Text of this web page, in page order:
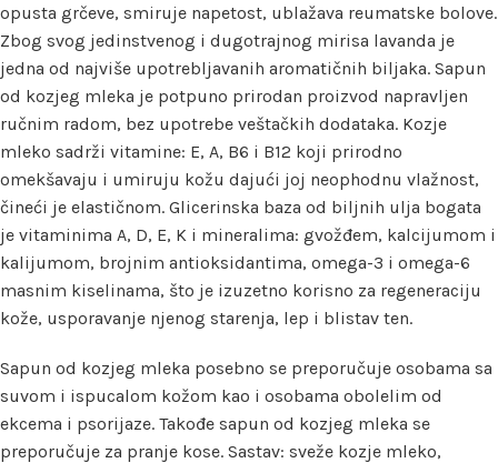
opusta grčeve, smiruje napetost, ublažava reumatske bolove.
Zbog svog jedinstvenog i dugotrajnog mirisa lavanda je
jedna od najviše upotrebljavanih aromatičnih biljaka. Sapun
od kozjeg mleka je potpuno prirodan proizvod napravljen
ručnim radom, bez upotrebe veštačkih dodataka. Kozje
mleko sadrži vitamine: E, A, B6 i B12 koji prirodno
omekšavaju i umiruju kožu dajući joj neophodnu vlažnost,
čineći je elastičnom. Glicerinska baza od biljnih ulja bogata
je vitaminima A, D, E, K i mineralima: gvožđem, kalcijumom i
kalijumom, brojnim antioksidantima, omega-3 i omega-6
masnim kiselinama, što je izuzetno korisno za regeneraciju
kože, usporavanje njenog starenja, lep i blistav ten.
Sapun od kozjeg mleka posebno se preporučuje osobama sa
suvom i ispucalom kožom kao i osobama obolelim od
ekcema i psorijaze. Takođe sapun od kozjeg mleka se
preporučuje za pranje kose. Sastav: sveže kozje mleko,